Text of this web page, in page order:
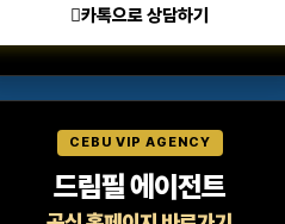
카톡으로 상담하기
CEBU VIP AGENCY
드림필 에이전트